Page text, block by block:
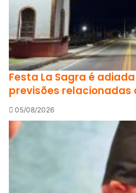
Festa La Sagra é
previsões relacionadas
05/08/2026